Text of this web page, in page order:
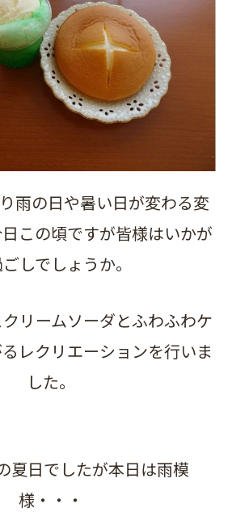
雨の日や暑い日が変わる変
この頃ですが皆様はいかが
しでしょうか。
リームソーダとふわふわケ
レクリエーションを行いま
した。
夏日でしたが本日は雨模
様・・・